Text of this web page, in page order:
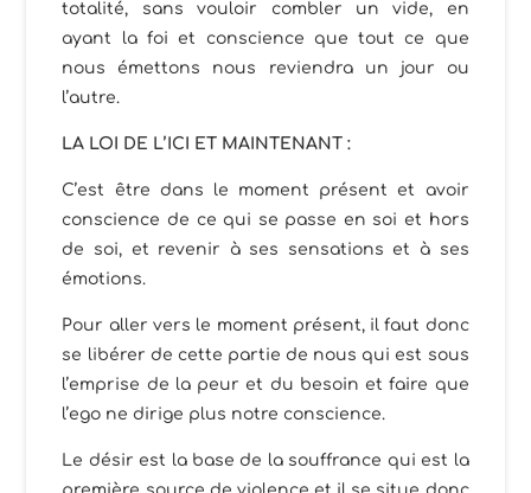
totalité, sans vouloir combler un vide, en
ayant la foi et conscience que tout ce que
nous émettons nous reviendra un jour ou
l’autre.
LA LOI DE L’ICI ET MAINTENANT :
C’est être dans le moment présent et avoir
conscience de ce qui se passe en soi et hors
de soi, et revenir à ses sensations et à ses
émotions.
Pour aller vers le moment présent, il faut donc
se libérer de cette partie de nous qui est sous
l’emprise de la peur et du besoin et faire que
l’ego ne dirige plus notre conscience.
Le désir est la base de la souffrance qui est la